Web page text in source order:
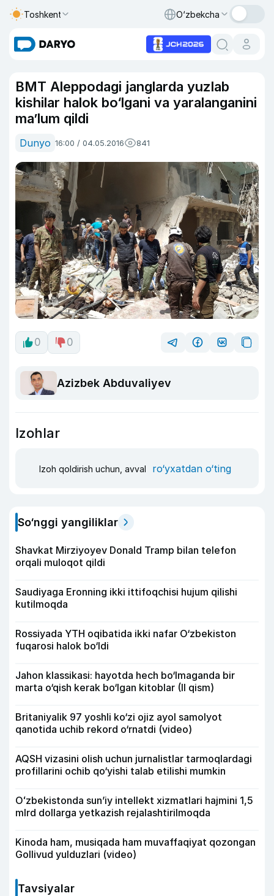
Toshkent O‘zbekcha
BMT Aleppodagi janglarda yuzlab
kishilar halok bo‘lgani va yaralanganini
ma’lum qildi
Dunyo 16:00 / 04.05.2016 841
0 0
Azizbek Abduvaliyev
Izohlar
Izoh qoldirish uchun, avval ro‘yxatdan o‘ting
So‘nggi yangiliklar
Shavkat Mirziyoyev Donald Tramp bilan telefon
orqali muloqot qildi
Saudiyaga Eronning ikki ittifoqchisi hujum qilishi
kutilmoqda
Rossiyada YTH oqibatida ikki nafar O‘zbekiston
fuqarosi halok bo‘ldi
Jahon klassikasi: hayotda hech bo‘lmaganda bir
marta o‘qish kerak bo‘lgan kitoblar (II qism)
Britaniyalik 97 yoshli ko‘zi ojiz ayol samolyot
qanotida uchib rekord o‘rnatdi (video)
AQSH vizasini olish uchun jurnalistlar tarmoqlardagi
profillarini ochib qo‘yishi talab etilishi mumkin
Oʻzbekistonda sunʼiy intellekt xizmatlari hajmini 1,5
mlrd dollarga yetkazish rejalashtirilmoqda
Kinoda ham, musiqada ham muvaffaqiyat qozongan
Gollivud yulduzlari (video)
Tavsiyalar